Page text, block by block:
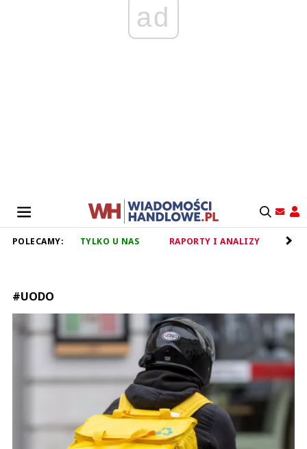
ad
POLECAMY: TYLKO U NAS RAPORTY I ANALIZY
#UODO